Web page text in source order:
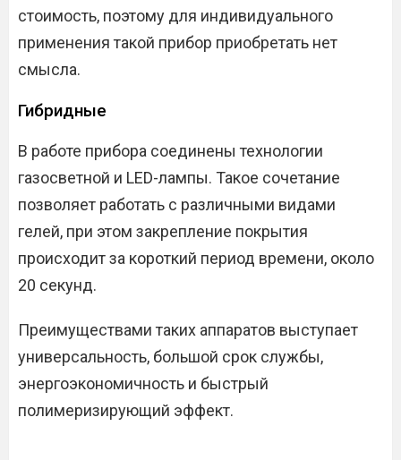
стоимость, поэтому для индивидуального
применения такой прибор приобретать нет
смысла.
Гибридные
В работе прибора соединены технологии
газосветной и LED-лампы. Такое сочетание
позволяет работать с различными видами
гелей, при этом закрепление покрытия
происходит за короткий период времени, около
20 секунд.
Преимуществами таких аппаратов выступает
универсальность, большой срок службы,
энергоэкономичность и быстрый
полимеризирующий эффект.